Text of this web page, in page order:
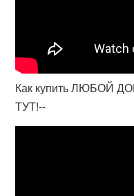
Как купить ЛЮБОЙ
ТУТ!--